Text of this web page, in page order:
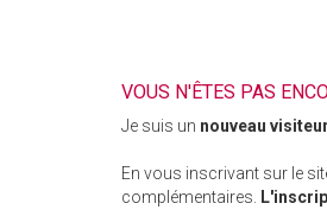
VOUS N'ÊTES PAS
Je suis un nouveau visiteur
En vous inscrivant sur le
complémentaires.